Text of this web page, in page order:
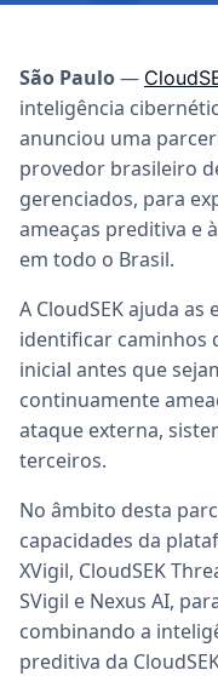
São Paulo—
inteligência
anunciou uma
provedor brasileiro
gerenciados, para
ameaças preditiva e
em todo o Brasil.
A CloudSEK ajuda
identificar caminhos
inicial antes que
continuamente
ataque externa,
terceiros.
No âmbito desta
capacidades da
XVigil, CloudSEK
SVigil e Nexus AI,
combinando a
preditiva da